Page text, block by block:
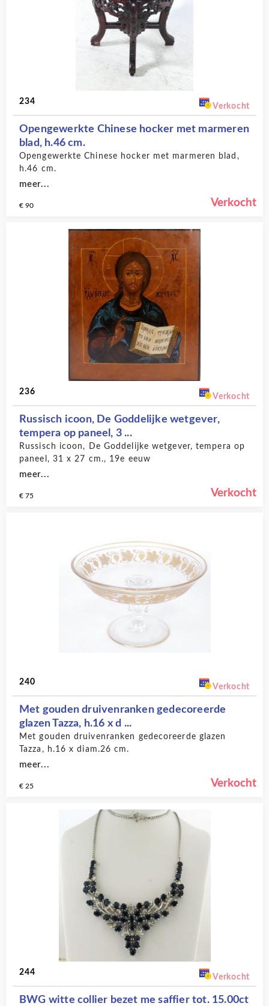
234
Verkocht
Opengewerkte Chinese hocker met marmeren
blad, h.46 cm.
Opengewerkte Chinese hocker met marmeren blad,
h.46 cm.
meer...
€ 90 Verkocht
236
Verkocht
Russisch icoon, De Goddelijke wetgever,
tempera op paneel, 3 ...
Russisch icoon, De Goddelijke wetgever, tempera op
paneel, 31 x 27 cm., 19e eeuw
meer...
€ 75 Verkocht
240
Verkocht
Met gouden druivenranken gedecoreerde
glazen Tazza, h.16 x d ...
Met gouden druivenranken gedecoreerde glazen
Tazza, h.16 x diam.26 cm.
meer...
€ 25 Verkocht
244
Verkocht
BWG witte collier bezet me saffier tot. 15.00ct